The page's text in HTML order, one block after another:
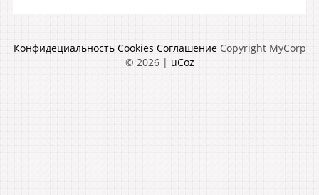
Конфидециальность Cookies Соглашение Copyright MyCorp
© 2026| uCoz